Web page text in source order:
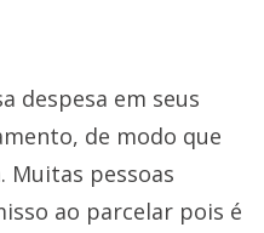
despesa em seus
de modo que
Muitas pessoas
ao parcelar pois é